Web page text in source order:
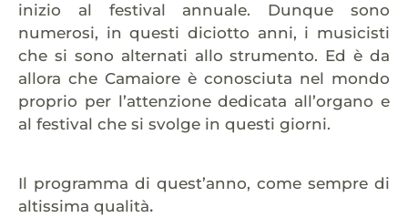
inizio al festival annuale. Dunque sono
numerosi, in questi diciotto anni, i musicisti
che si sono alternati allo strumento. Ed è da
allora che Camaiore è conosciuta nel mondo
proprio per l’attenzione dedicata all’organo e
al festival che si svolge in questi giorni.
Il programma di quest’anno, come sempre di
altissima qualità.